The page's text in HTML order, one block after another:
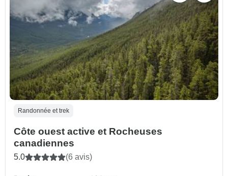
Randonnée et trek
Côte ouest active et Rocheuses
canadiennes
5.0 (6 avis)